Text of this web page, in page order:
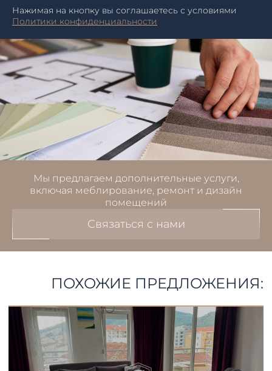
Нажимая на кнопку вы соглашаетесь с условиями
Политики конфиденциальности
Мы предлагаем дополнительные услуги,
включая меблирование, ремонт и дизайн
помещений
Связаться с нами
ПОХОЖИЕ ПРЕДЛОЖЕНИЯ: